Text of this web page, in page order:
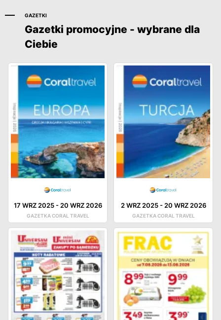
GAZETKI
Gazetki promocyjne - wybrane dla
Ciebie
17 WRZ 2025-20 WRZ 2026
GAZETKA CORAL TRAVEL
2 WRZ 2025-20 WRZ 2026
GAZETKA CORAL TRAVEL